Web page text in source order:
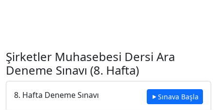
Şirketler Muhasebesi Dersi Ara
Deneme Sınavı (8. Hafta)
8. Hafta Deneme Sınavı Sınava Başla